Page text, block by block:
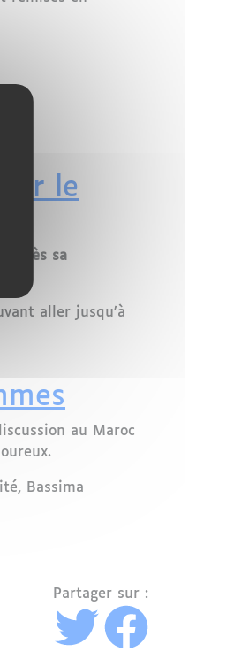
le
après sa
aller jusqu’à
au Maroc
Bassima
Partager sur :